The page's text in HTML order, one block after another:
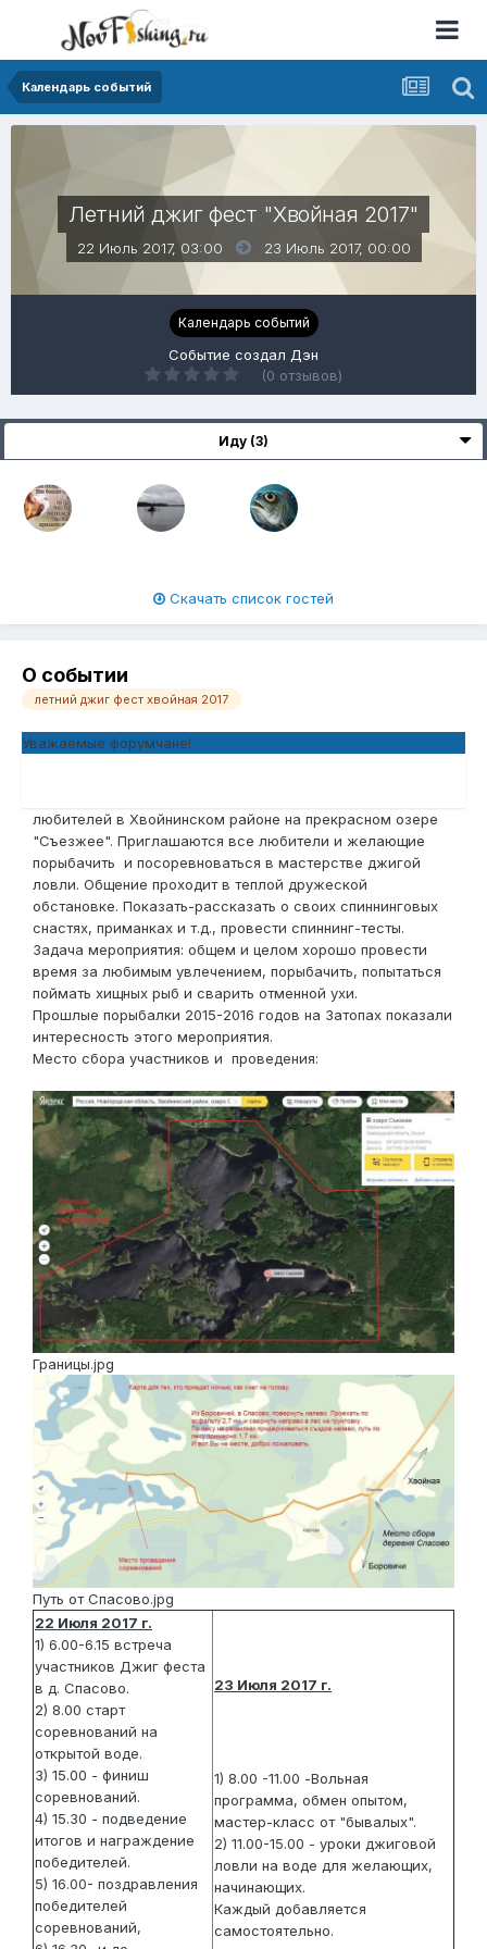
Календарь событий
Летний джиг фест "Хвойная 2017"
22 Июль 2017, 03:00 23 Июль 2017, 00:00
Календарь событий
Событие создал Дэн
(0 отзывов)
Иду (3)
Скачать список гостей
О событии
летний джиг фест хвойная 2017
Уважаемые форумчане!
любителей в Хвойнинском районе на прекрасном озере
"Съезжее". Приглашаются все любители и желающие
порыбачить и посоревноваться в мастерстве джигой
ловли. Общение проходит в теплой дружеской
обстановке. Показать-рассказать о своих спиннинговых
снастях, приманках и т.д., провести спиннинг-тесты.
Задача мероприятия: общем и целом хорошо провести
время за любимым увлечением, порыбачить, попытаться
поймать хищных рыб и сварить отменной ухи.
Прошлые порыбалки 2015-2016 годов на Затопах показали
интересность этого мероприятия.
Место сбора участников и проведения:
Границы.jpg
Путь от Спасово.jpg
22 Июля 2017 г.
1) 6.00-6.15 встреча
участников Джиг феста
в д. Спасово.
2) 8.00 старт
соревнований на
открытой воде.
3) 15.00 - финиш
соревнований.
4) 15.30 - подведение
итогов и награждение
победителей.
5) 16.00- поздравления
победителей
соревнований,
23 Июля 2017 г.
1) 8.00 -11.00 -Вольная
программа, обмен опытом,
мастер-класс от "бывалых".
2) 11.00-15.00 - уроки джиговой
ловли на воде для желающих,
начинающих.
Каждый добавляется
самостоятельно.